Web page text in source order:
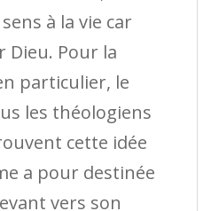
à la vie car
Dieu. Pour la
particulier, le
les théologiens
cette idée
a pour destinée
vers son